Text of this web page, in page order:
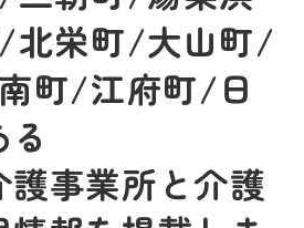
北栄町/大山町/
町/江府町/日
事業所と介護